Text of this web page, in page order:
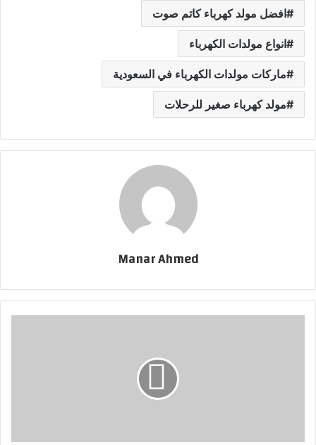
افضل مولد كهرباء كاتم صوت
انواع مولدات الكهرباء
ماركات مولدات الكهرباء في السعودية
مولد كهرباء صغير للرحلات
Manar Ahmed